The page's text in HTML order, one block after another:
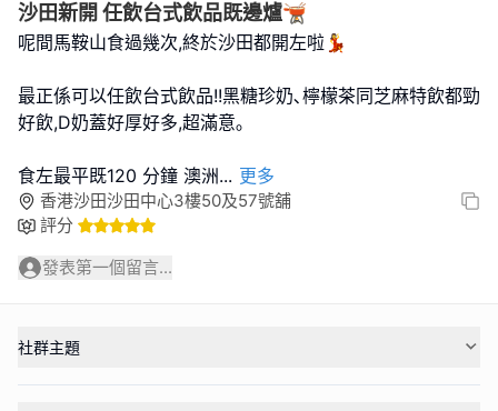
沙田新開 任飲台式飲品既邊爐🫕
呢間馬鞍山食過幾次,終於沙田都開左啦💃
最正係可以任飲台式飲品!!黑糖珍奶､檸檬茶同芝麻特飲都勁
好飲,D奶蓋好厚好多,超滿意｡
食左最平既120 分鐘 澳洲... 更多
香港沙田沙田中心3樓50及57號舖
評分
發表第一個留言...
社群主題